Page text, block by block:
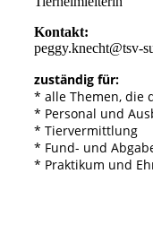
Kontakt:
peggy.knecht@tsv-
zuständig für:
* alle Themen, die
* Personal und
* Tiervermittlung
* Fund- und
* Praktikum und